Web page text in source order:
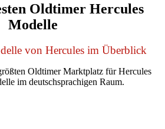
Oldtimer Hercules
Modelle
von Hercules im Überblick
Oldtimer Marktplatz für Hercules
im deutschsprachigen Raum.